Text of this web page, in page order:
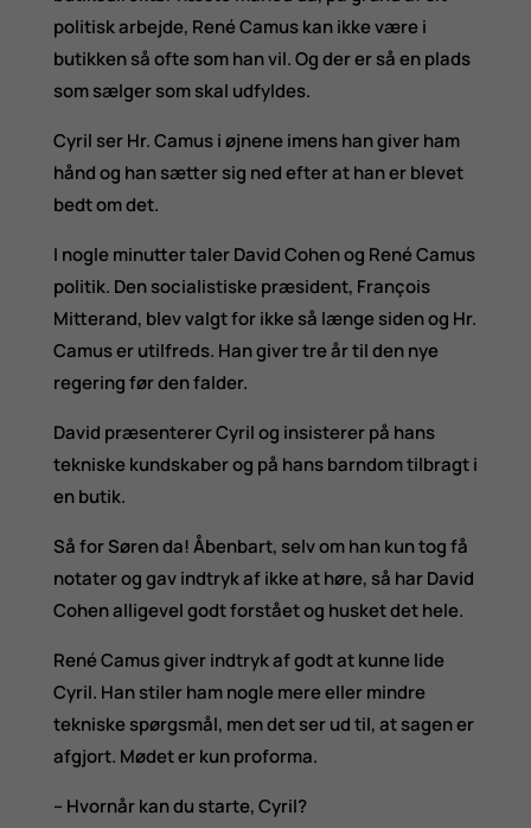
politisk arbejde, René Camus kan ikke være i
butikken så ofte som han vil. Og der er så en plads
som sælger som skal udfyldes.
Cyril ser Hr. Camus i øjnene imens han giver ham
hånd og han sætter sig ned efter at han er blevet
bedt om det.
I nogle minutter taler David Cohen og René Camus
politik. Den socialistiske præsident, François
Mitterand, blev valgt for ikke så længe siden og Hr.
Camus er utilfreds. Han giver tre år til den nye
regering før den falder.
David præsenterer Cyril og insisterer på hans
tekniske kundskaber og på hans barndom tilbragt i
en butik.
Så for Søren da! Åbenbart, selv om han kun tog få
notater og gav indtryk af ikke at høre, så har David
Cohen alligevel godt forstået og husket det hele.
René Camus giver indtryk af godt at kunne lide
Cyril. Han stiler ham nogle mere eller mindre
tekniske spørgsmål, men det ser ud til, at sagen er
afgjort. Mødet er kun proforma.
– Hvornår kan du starte, Cyril?